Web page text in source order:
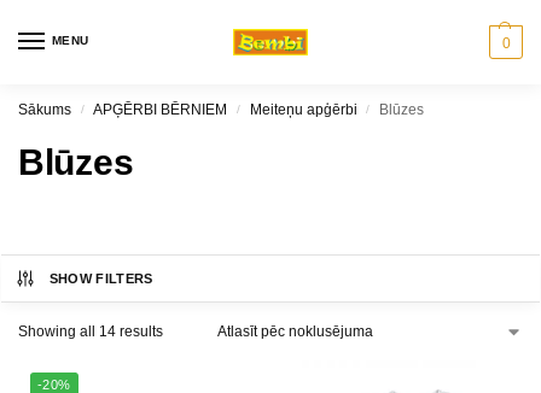
MENU 0
Sākums / APĢĒRBI BĒRNIEM / Meiteņu apģērbi / Blūzes
Blūzes
SHOW FILTERS
Showing all 14 results
-20%